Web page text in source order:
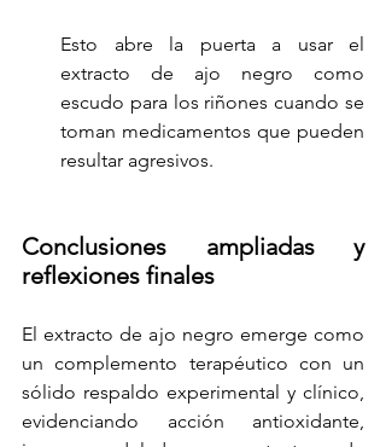
Esto abre la puerta a usar el
extracto de ajo negro como
escudo para los riñones cuando se
toman medicamentos que pueden
resultar agresivos.
Conclusiones ampliadas y
reflexiones finales
El extracto de ajo negro emerge como
un complemento terapéutico con un
sólido respaldo experimental y clínico,
evidenciando acción antioxidante,